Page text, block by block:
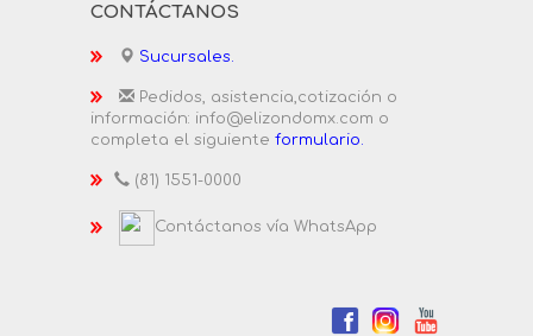
CONTÁCTANOS
Sucursales.
Pedidos, asistencia,cotización o
información: info@elizondomx.com o
completa el siguiente formulario.
(81) 1551-0000
Contáctanos vía WhatsApp